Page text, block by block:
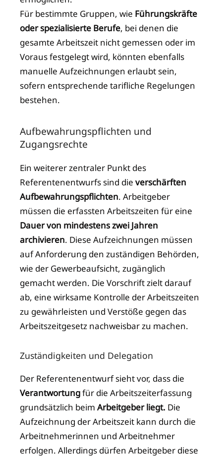
Für bestimmte Gruppen, wie Führungskräfte
oder spezialisierte Berufe, bei denen die
gesamte Arbeitszeit nicht gemessen oder im
Voraus festgelegt wird, könnten ebenfalls
manuelle Aufzeichnungen erlaubt sein,
sofern entsprechende tarifliche Regelungen
bestehen.
Aufbewahrungspflichten und
Zugangsrechte
Ein weiterer zentraler Punkt des
Referentenentwurfs sind die verschärften
Aufbewahrungspflichten. Arbeitgeber
müssen die erfassten Arbeitszeiten für eine
Dauer von mindestens zwei Jahren
archivieren. Diese Aufzeichnungen müssen
auf Anforderung den zuständigen Behörden,
wie der Gewerbeaufsicht, zugänglich
gemacht werden. Die Vorschrift zielt darauf
ab, eine wirksame Kontrolle der Arbeitszeiten
zu gewährleisten und Verstöße gegen das
Arbeitszeitgesetz nachweisbar zu machen.
Zuständigkeiten und Delegation
Der Referentenentwurf sieht vor, dass die
Verantwortungfür die Arbeitszeiterfassung
grundsätzlich beim Arbeitgeber liegt. Die
Aufzeichnung der Arbeitszeit kann durch die
Arbeitnehmerinnen und Arbeitnehmer
erfolgen. Allerdings dürfen Arbeitgeber diese